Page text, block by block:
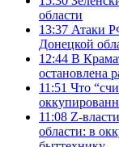
области
13:37 Атаки
Донецкой
12:44 В
остановлена
11:51 Что
11:08 Z-
области: в